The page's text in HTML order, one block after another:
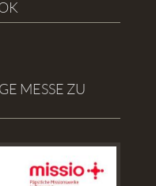
MESSE ZU